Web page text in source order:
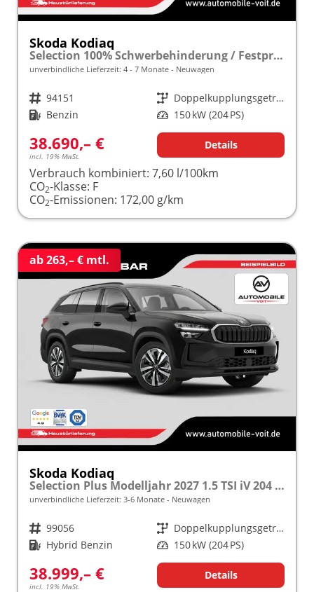
Skoda Kodiaq
Selection 100% Schwerbehinderung / Festpreisgarantie* Modelljahr 2.0 TSI 204 PS DSG 4x4 "Sonderangebot bei Schwerbehinderung" frei konfigurierbar!
unverbindliche Lieferzeit: 4 - 7 Monate Neuwagen
Fahrzeugnr. 94151 Getriebe
Doppelkupplungsgetriebe (DSG)
Kraftstoff Benzin Leistung 150 kW (204 PS)
38.690,– €
incl. 19% MwSt.
Details
Verbrauch kombiniert: 7,60 l/100km
CO2-Klasse: F
CO2-Emissionen: 172,00 g/km
ab 263,– € mtl.
Skoda Kodiaq
Selection Plus Modelljahr 2027 1.5 TSI iV 204 PS DSG TEMPOMAT/R.KAMERA/SHZ/LED/LENKRADHEIZUNG frei konfigurierbar!
unverbindliche Lieferzeit: 3-6 Monate Neuwagen
Fahrzeugnr. 99056 Getriebe
Doppelkupplungsgetriebe (DSG)
Kraftstoff Hybrid Benzin Leistung 150 kW (204 PS)
38.999,– €
incl. 19% MwSt.
Details